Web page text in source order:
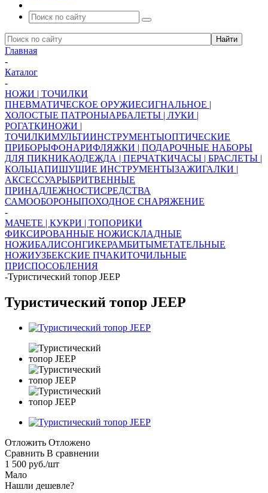
Главная
-
Каталог
-
НОЖИ | ТОЧИЛКИ
ПНЕВМАТИЧЕСКОЕ ОРУЖИЕСИГНАЛЬНОЕ |
ХОЛОСТЫЕ ПАТРОНЫАРБАЛЕТЫ | ЛУКИ |
РОГАТКИНОЖИ |
ТОЧИЛКИМУЛЬТИИНСТРУМЕНТЫОПТИЧЕСКИЕ
ПРИБОРЫФОНАРИФЛЯЖКИ | ПОДАРОЧНЫЕ НАБОРЫ
ДЛЯ ПИКНИКАОДЕЖДА | ПЕРЧАТКИЧАСЫ | БРАСЛЕТЫ |
КОЛЬЦАПИШУЩИЕ ИНСТРУМЕНТЫЗАЖИГАЛКИ |
АКСЕССУАРЫБРИТВЕННЫЕ
ПРИНАДЛЕЖНОСТИСРЕДСТВА
САМООБОРОНЫПОХОДНОЕ СНАРЯЖЕНИЕ
-
МАЧЕТЕ | КУКРИ | ТОПОРИКИ
ФИКСИРОВАННЫЕ НОЖИСКЛАДНЫЕ
НОЖИБАЛИСОНГИКЕРАМБИТЫМЕТАТЕЛЬНЫЕ
НОЖИУЗБЕКСКИЕ ПЧАКИТОЧИЛЬНЫЕ
ПРИСПОСОБЛЕНИЯ
-Туристический топор JEEP
Туристический топор JEEP
Отложить Отложено
Сравнить В сравнении
1 500 руб./шт
Мало
Нашли дешевле?